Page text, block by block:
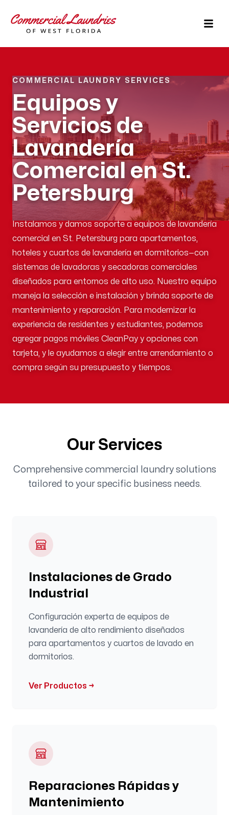
COMMERCIAL LAUNDRY SERVICES
Equipos y
Servicios de
Lavandería
Comercial en St.
Petersburg
Instalamos y damos soporte a equipos de lavandería
comercial en St. Petersburg para apartamentos,
hoteles y cuartos de lavandería en dormitorios—con
sistemas de lavadoras y secadoras comerciales
diseñados para entornos de alto uso. Nuestro equipo
maneja la selección e instalación y brinda soporte de
mantenimiento y reparación. Para modernizar la
experiencia de residentes y estudiantes, podemos
agregar pagos móviles CleanPay y opciones con
tarjeta, y le ayudamos a elegir entre arrendamiento o
compra según su presupuesto y tiempos.
Our Services
Comprehensive commercial laundry solutions
tailored to your specific business needs.
Instalaciones de Grado
Industrial
Configuración experta de equipos de
lavandería de alto rendimiento diseñados
para apartamentos y cuartos de lavado en
dormitorios.
Ver Productos →
Reparaciones Rápidas y
Mantenimiento